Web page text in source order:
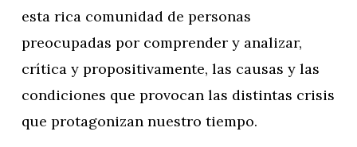
esta rica comunidad de personas
preocupadas por comprender y analizar,
crítica y propositivamente, las causas y las
condiciones que provocan las distintas crisis
que protagonizan nuestro tiempo.